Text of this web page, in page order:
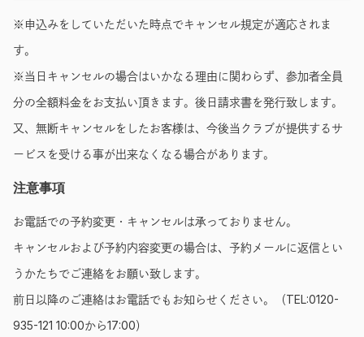
※申込みをしていただいた時点でキャンセル規定が適応されま
す。
※当日キャンセルの場合はいかなる理由に関わらず、参加者全員
分の全額料金をお支払い頂きます。後日請求書を発行致します。
又、無断キャンセルをしたお客様は、今後当クラブが提供するサ
ービスを受ける事が出来なくなる場合があります。
注意事項
お電話での予約変更・キャンセルは承っておりません。
キャンセルおよび予約内容変更の場合は、予約メールに返信とい
うかたちでご連絡をお願い致します。
前日以降のご連絡はお電話でもお知らせください。（TEL:0120-
935-121 10:00から17:00）